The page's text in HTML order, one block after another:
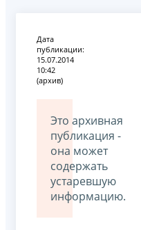
Дата
публикации:
15.07.2014
10:42
(архив)
Это архивная
публикация -
она может
содержать
устаревшую
информацию.